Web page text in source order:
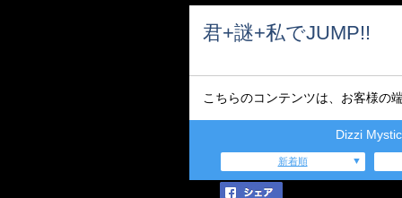
君+謎+私でJUMP!!
こちらのコンテンツは、お客様の
Dizzi
新着順